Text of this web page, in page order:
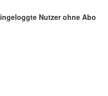
Nutzer ohne Abo